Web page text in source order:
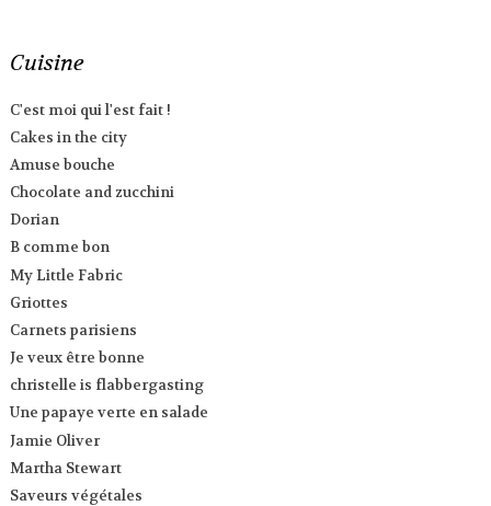
Cuisine
C'est moi qui l'est fait !
Cakes in the city
Amuse bouche
Chocolate and zucchini
Dorian
B comme bon
My Little Fabric
Griottes
Carnets parisiens
Je veux être bonne
christelle is flabbergasting
Une papaye verte en salade
Jamie Oliver
Martha Stewart
Saveurs végétales